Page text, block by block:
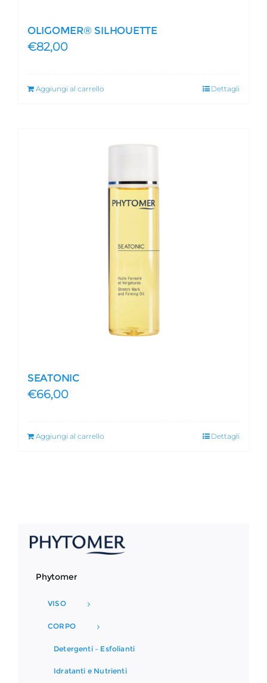
OLIGOMER® SILHOUETTE
€82,00
Aggiungi al carrello Dettagli
SEATONIC
€66,00
Aggiungi al carrello Dettagli
Phytomer
VISO
CORPO
Detergenti – Esfolianti
Idratanti e Nutrienti